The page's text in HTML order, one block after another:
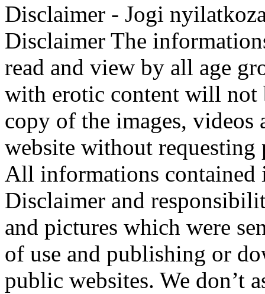
Disclaimer - Jogi
Disclaimer The
read and view by all age
with erotic content will not
copy of the images,
website without
All informations contained
Disclaimer and
and pictures which were
of use and publishing or
public websites. We don’t